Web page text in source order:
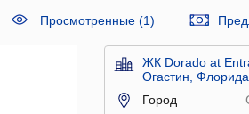
Просмотренные (1)
ЖК Dorado at
Огастин,
Город